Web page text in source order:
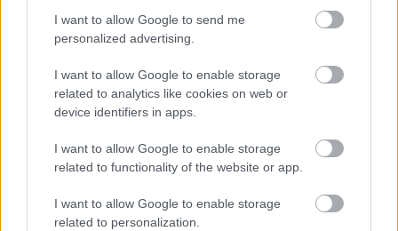
I want to allow Google to send me
personalized advertising.
I want to allow Google to enable storage
related to analytics like cookies on web or
device identifiers in apps.
I want to allow Google to enable storage
related to functionality of the website or app.
I want to allow Google to enable storage
related to personalization.
kidolgozandó célok között.
Az alapmű: Csáth novellái, illetve az abból készült
színpadi mű. A előkészítési és próbaidőszakban ez
az ősanyag kerül átdolgozásra, kibontásra,
aktualizálásra. A Szabadkai Színház alkotó stábja és
Fekete Péter rendező együttműködése másfél éve a
Kés a tyúkban c. produkcióval biztos alapokra talált.
Csáth Géza és munkássága közös szál a társulat és a
rendező között, ami igen jó eséllyel egy sikeres
produkciót vetíthet elő.